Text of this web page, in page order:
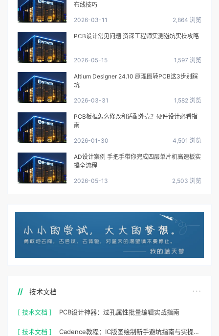
布线技巧
2026-03-11 2,864 浏览
PCB设计常见问题 资深工程师实测避坑实操攻略
2026-05-15 1,597 浏览
Altium Designer 24.10 原理图转PCB这3步别踩
坑
2026-03-31 1,582 浏览
PCB板框怎么修改和适配外壳？硬件设计必看指
南
2026-01-30 4,501 浏览
AD设计案例 手把手带你完成四层单片机高速板实
操全流程
2026-05-13 2,503 浏览
技术文档
[ 技术文档 ] PCB设计神器：过孔属性批量编辑实战指南
[ 技术文档 ] Cadence教程：IC版图绘制新手避坑指南与实操细节